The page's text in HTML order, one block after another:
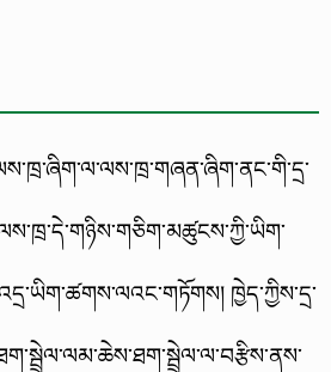
ཁྱེད་ཀྱིས་དྲ་